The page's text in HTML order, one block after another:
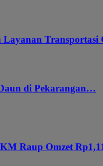
Transportasi
di Pekarangan…
Raup Omzet